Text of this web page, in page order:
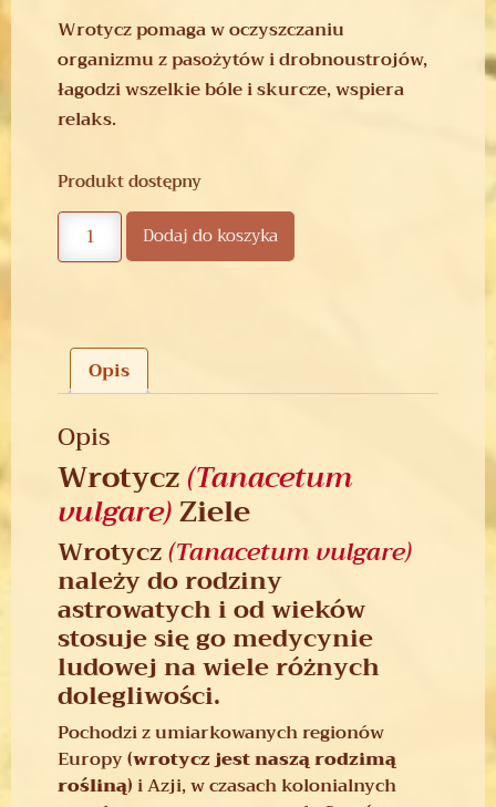
Wrotycz pomaga w oczyszczaniu
organizmu z pasożytów i drobnoustrojów,
łagodzi wszelkie bóle i skurcze, wspiera
relaks.
Produkt dostępny
Dodaj do koszyka
Opis
Opis
Wrotycz(Tanacetum
vulgare)Ziele
Wrotycz(Tanacetum vulgare)
należy do rodziny
astrowatych i od wieków
stosuje się go medycynie
ludowej na wiele różnych
dolegliwości.
Pochodzi z umiarkowanych regionów
Europy(wrotycz jest naszą rodzimą
rośliną)i Azji, w czasach kolonialnych